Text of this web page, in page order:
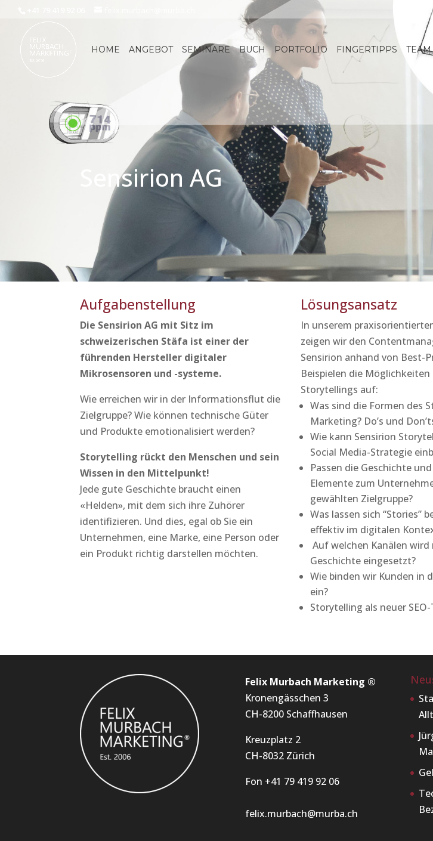
HOME ANGEBOT SEMINARE BUCH PORTFOLIO FINGERTIPPS TEAM
Sensirion AG
Aufgabenstellung
Die Sensirion AG mit Sitz im
schweizerischen Stäfa ist einer der
führenden Hersteller digitaler
Mikrosensoren und -systeme.
Wie erreichen wir in der Informationsflut die
Zielgruppe? Wie können technische Güter
und Produkte emotionalisiert werden?
Storytelling rückt den Menschen und sein
Wissen in den Mittelpunkt!
Jede gute Geschichte braucht einen
«Helden», mit dem sich ihre Zuhörer
identifizieren. Und dies, egal ob Sie ein
Unternehmen, eine Marke, eine Person oder
ein Produkt richtig darstellen möchten.
Lösungsansatz
In unserem
zeigen wir den
Sensirion anhand von Best-
Beispielen die
Storytellings auf:
Was sind die Formen des
Marketing? Do’s und
Wie kann Sensirion
Social Media-Strategie
Passen die Geschichte
Elemente zum
gewählten Zielgruppe?
Was lassen sich “Stories”
effektiv im digitalen
Auf welchen Kanälen wird
Geschichte eingesetzt?
Wie binden wir Kunden in
ein?
Storytelling als neuer
Felix Murbach Marketing ®
Kronengässchen 3
CH-8200 Schaffhausen
Kreuzplatz 2
CH-8032 Zürich
Fon +41 79 419 92 06
felix.murbach@murba.ch